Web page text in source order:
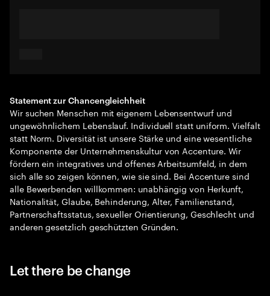
Statement zur Chancengleichheit
Wir suchen Menschen mit eigenem Lebensentwurf und
ungewöhnlichem Lebenslauf. Individuell statt uniform. Vielfalt
statt Norm. Diversität ist unsere Stärke und eine wesentliche
Komponente der Unternehmenskultur von Accenture. Wir
fördern ein integratives und offenes Arbeitsumfeld, in dem
sich alle so zeigen können, wie sie sind. Bei Accenture sind
alle Bewerbenden willkommen: unabhängig von Herkunft,
Nationalität, Glaube, Behinderung, Alter, Familienstand,
Partnerschaftsstatus, sexueller Orientierung, Geschlecht und
anderen gesetzlich geschützten Gründen.
Let there be change